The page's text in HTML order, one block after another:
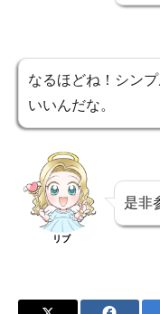
なるほどね！シン
いいんだな。
リブ
是非